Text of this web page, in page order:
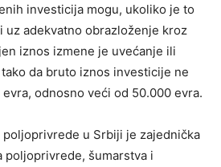
investicija mogu, ukoliko je to
uz adekvatno obrazloženje kroz
iznos izmene je uvećanje ili
da bruto iznos investicije ne
odnosno veći od 50.000 evra.
u Srbiji je zajednička
poljoprivrede, šumarstva i